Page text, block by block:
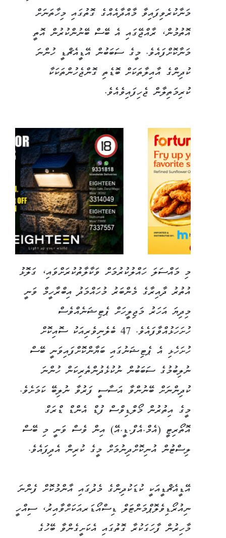
މަނާކުރެވިފައިވާ މާއްދާއެއްގެ ގޮތުގައި މިހާތަނަށް
އޮތުމުން، ރާއްޖޭގައި އެ ބޭސް ބޭނުންކުރުން އޮތީ
މަނާކޮށްފައެވެ. މީގެ ސަބަބުން އޭޑީއެޗްޑީ ހުންނަ
ކުދިންގެ އާއިލާތަކަށް ބޮޑެތި ގޮންޖެހުންތަކަކާ
ކުރިމަތިލާން ޖެހިފައިވެއެވެ.
މި މައްސަލަ ހައްލުކުރުމަށް ވަކާލާތުކުރަށްވައި، ގަލޮޅު
އުތުރު ދާއިރާގެ މެންބަރު މުހައްމަދު އިބްރާހީމް ވަނީ
މިދިޔަ އަހަރު މަޖިލީހަށް ޕެޓިޝަނެއްވެސް
ހުށަހަޅުއްވާފައެވެ. 47 ބެލެނިވެރިއަކު ސޮއިކޮށް
ހުށަހެޅި އެ ޕެޓިޝަނުގައި ބަޔާންކޮށްފައިވަނީ ބޭސް
ނުލިބުމުގެ ސަބަބުން ނުކުޅެދުންތެރިކަން ހުންނަ
ކުދިންނަށް ބޭނުންވާ އަސާސީ ފަރުވާ ނުލިބޭ ކަމަށެވެ.
މީގެ އިތުރުން މޯލްޑިވްސް ފުޑް އެންޑް ޑްރަގް
އޮތޯރިޓީ (އެމް.އެފް.ޑީ.އޭ) އިން ވެސް ވަނީ މި ބޭސް
ލިސްޓުން އުނިކޮށްދިނުމަށް މީގެ ކުރިން އެދިފައެވެ.
އޭޑީއެޗްޑީއަކީ ކުޑަކުދިންގެ މެދުގައި އާންމުކޮށް ފެންނަ
ނިއުރޯޑިވެލޮޕްމަންޓަލް ޑިސްއޯޑަރއަކަށްވާއިރު، ސިއްހީ
މާހިރުން ފާހަގަކުރާ ގޮތުގައި އެކަށީގެންވާ ބޭހުގެ